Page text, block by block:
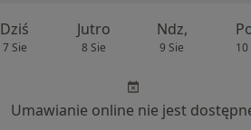
Dziś
7 Sie
Jutro
8 Sie
Ndz,
9 Sie 10
Umawianie online nie jest